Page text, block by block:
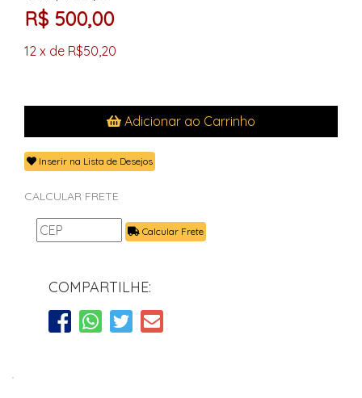
R$ 500,00
12 x de R$50,20
Adicionar ao Carrinho
Inserir na Lista de Desejos
CALCULAR FRETE
Calcular Frete
COMPARTILHE: